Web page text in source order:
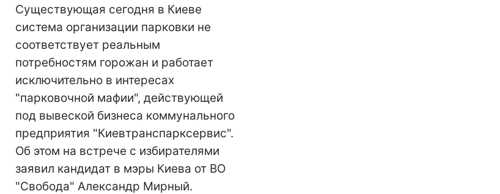
Существующая сегодня в Киеве
система организации парковки не
соответствует реальным
потребностям горожан и работает
исключительно в интересах
"парковочной мафии", действующей
под вывеской бизнеса коммунального
предприятия "Киевтранспарксервис".
Об этом на встрече с избирателями
заявил кандидат в мэры Киева от ВО
"Свобода" Александр Мирный.